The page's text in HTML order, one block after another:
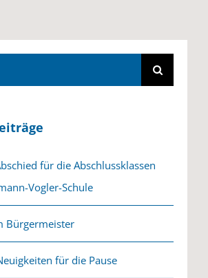
für die Abschlussklassen
Vogler-Schule
Bürgermeister
für die Pause